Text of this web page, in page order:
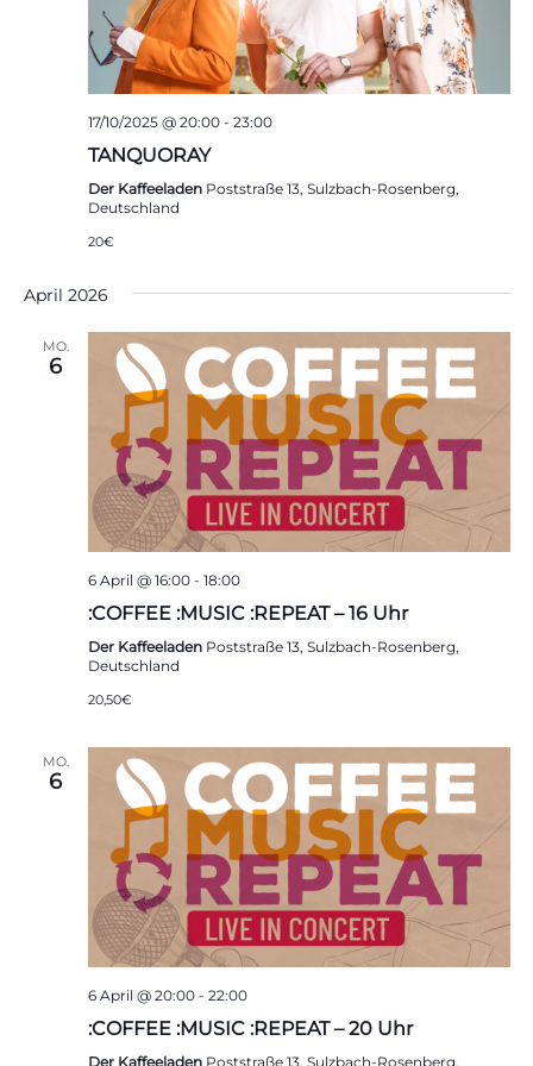
17/10/2025 @ 20:00- 23:00
TANQUORAY
Der Kaffeeladen Poststraße 13, Sulzbach-Rosenberg,
Deutschland
20€
April 2026
MO.
6
6 April @ 16:00- 18:00
:COFFEE :MUSIC :REPEAT – 16 Uhr
Der Kaffeeladen Poststraße 13, Sulzbach-Rosenberg,
Deutschland
20,50€
MO.
6
6 April @ 20:00- 22:00
:COFFEE :MUSIC :REPEAT – 20 Uhr
Der Kaffeeladen Poststraße 13, Sulzbach-Rosenberg,